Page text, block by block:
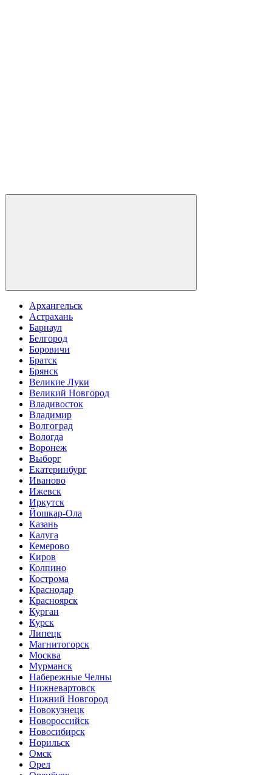
Архангельск
Астрахань
Барнаул
Белгород
Боровичи
Братск
Брянск
Великие Луки
Великий Новгород
Владивосток
Владимир
Волгоград
Вологда
Воронеж
Выборг
Екатеринбург
Иваново
Ижевск
Иркутск
Йошкар-Ола
Казань
Калуга
Кемерово
Киров
Колпино
Кострома
Краснодар
Красноярск
Курган
Курск
Липецк
Магнитогорск
Москва
Мурманск
Набережные Челны
Нижневартовск
Нижний Новгород
Новокузнецк
Новороссийск
Новосибирск
Норильск
Омск
Орел